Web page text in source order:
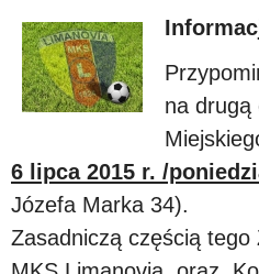
na drugą
6 lipca 2015 r. /
Józefa Marka 34).
Zasadniczą częścią